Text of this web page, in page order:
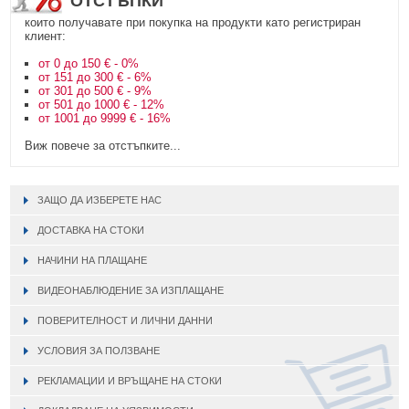
които получавате при покупка на продукти като регистриран
клиент:
от 0 до 150 € - 0%
от 151 до 300 € - 6%
от 301 до 500 € - 9%
от 501 до 1000 € - 12%
от 1001 до 9999 € - 16%
Виж повече за отстъпките...
ЗАЩО ДА ИЗБЕРЕТЕ НАС
ДОСТАВКА НА СТОКИ
НАЧИНИ НА ПЛАЩАНЕ
ВИДЕОНАБЛЮДЕНИЕ ЗА ИЗПЛАЩАНЕ
ПОВЕРИТЕЛНОСТ И ЛИЧНИ ДАННИ
УСЛОВИЯ ЗА ПОЛЗВАНЕ
РЕКЛАМАЦИИ И ВРЪЩАНЕ НА СТОКИ